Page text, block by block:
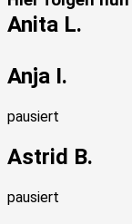
Anita L.
Anja I.
pausiert
Astrid B.
pausiert